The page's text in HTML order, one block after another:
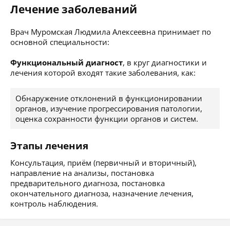
Лечение заболеваний
Врач Муромская Людмила Алексеевна принимает по
основной специальности:
Функциональный диагност, в круг диагностики и
лечения которой входят такие заболевания, как:
Обнаружение отклонений в функционировании
органов, изучение прогрессирования патологии,
оценка сохранности функции органов и систем.
Этапы лечения
Консультация, приём (первичный и вторичный),
направление на анализы, постановка
предварительного диагноза, постановка
окончательного диагноза, назначение лечения,
контроль наблюдения.